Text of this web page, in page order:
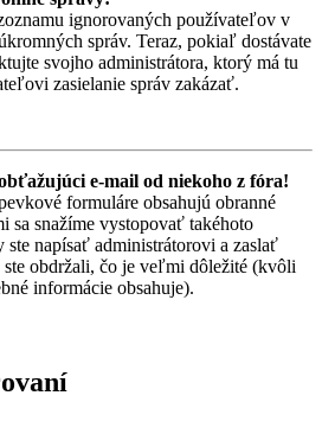
ignorovaných používateľov v
správ. Teraz, pokiaľ dostávate
svojho administrátora, ktorý má tu
zasielanie správ zakázať.
e-mail od niekoho z fóra!
formuláre obsahujú obranné
sa snažíme vystopovať takéhoto
napísať administrátorovi a zaslať
obdržali, čo je veľmi dôležité (kvôli
informácie obsahuje).